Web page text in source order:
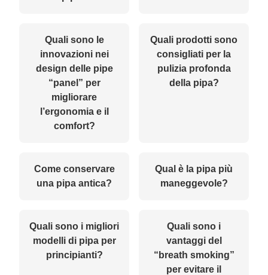
Quali sono le
innovazioni nei
design delle pipe
“panel” per
migliorare
l’ergonomia e il
comfort?
Quali prodotti sono
consigliati per la
pulizia profonda
della pipa?
Come conservare
una pipa antica?
Qual è la pipa più
maneggevole?
Quali sono i migliori
modelli di pipa per
principianti?
Quali sono i
vantaggi del
“breath smoking”
per evitare il